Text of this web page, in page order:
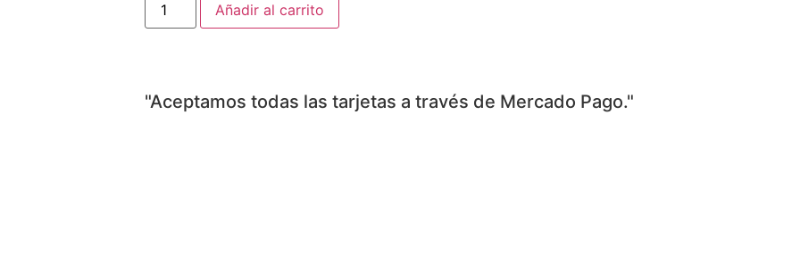
Añadir al carrito
"Aceptamos todas las tarjetas a través de Mercado Pago."